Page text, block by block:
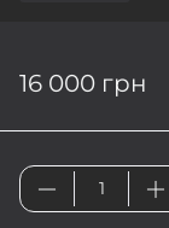
16 000 грн